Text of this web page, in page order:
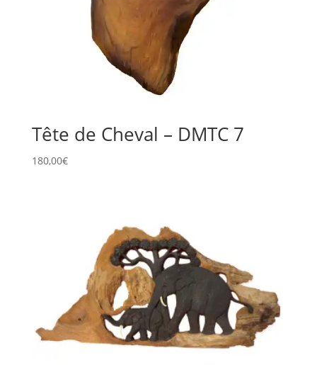
Tête de Cheval – DMTC 7
180,00€